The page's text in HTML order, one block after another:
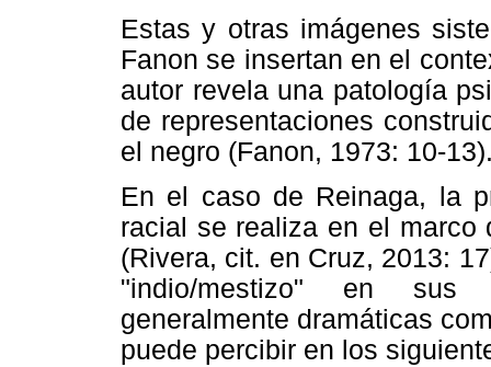
Estas y otras imágenes
Fanon se insertan en el
autor revela una patología
de representaciones
el negro (Fanon, 1973: 10-
En el caso de Reinaga, la
racial se realiza en el marco
(Rivera, cit. en Cruz, 2013:
"indio/mestizo" en sus
generalmente dramáticas
puede percibir en los